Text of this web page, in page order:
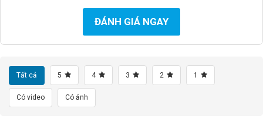
ĐÁNH GIÁ NGAY
Tất cả 5 4 3 2 1
Có video Có ảnh